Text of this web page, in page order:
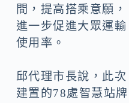
間，提高搭乘意願，
進一步促進大眾運輸
使用率。
邱代理市長說，此次
建置的78處智慧站牌